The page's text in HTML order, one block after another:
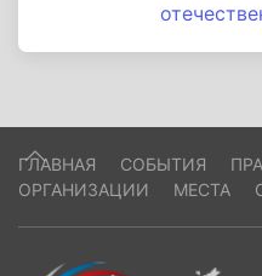
ГЛАВНАЯ СОБЫТИЯ
ОРГАНИЗАЦИИ
МЕСТА